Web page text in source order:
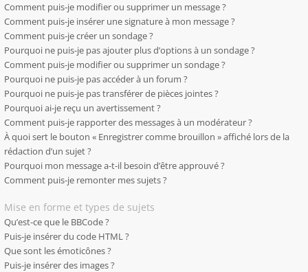
Comment puis-je modifier ou supprimer un message ?
Comment puis-je insérer une signature à mon message ?
Comment puis-je créer un sondage ?
Pourquoi ne puis-je pas ajouter plus d’options à un sondage ?
Comment puis-je modifier ou supprimer un sondage ?
Pourquoi ne puis-je pas accéder à un forum ?
Pourquoi ne puis-je pas transférer de pièces jointes ?
Pourquoi ai-je reçu un avertissement ?
Comment puis-je rapporter des messages à un modérateur ?
À quoi sert le bouton « Enregistrer comme brouillon » affiché lors de la
rédaction d’un sujet ?
Pourquoi mon message a-t-il besoin d’être approuvé ?
Comment puis-je remonter mes sujets ?
Mise en forme et types de sujets
Qu’est-ce que le BBCode ?
Puis-je insérer du code HTML ?
Que sont les émoticônes ?
Puis-je insérer des images ?